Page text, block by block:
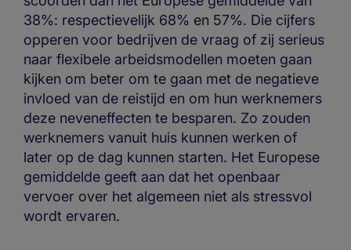
38%: respectievelijk 68% en 57%. Die cijfers
opperen voor bedrijven de vraag of zij serieus
naar flexibele arbeidsmodellen moeten gaan
kijken om beter om te gaan met de negatieve
invloed van de reistijd en om hun werknemers
deze neveneffecten te besparen. Zo zouden
werknemers vanuit huis kunnen werken of
later op de dag kunnen starten. Het Europese
gemiddelde geeft aan dat het openbaar
vervoer over het algemeen niet als stressvol
wordt ervaren.